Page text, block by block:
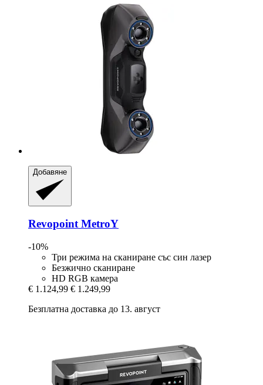
Добавяне
Revopoint MetroY
-10%
Три режима на сканиране със син лазер
Безжично сканиране
HD RGB камера
€ 1.124,99 € 1.249,99
Безплатна доставка до 13. август